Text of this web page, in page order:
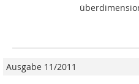
Ausgabe 11/2011